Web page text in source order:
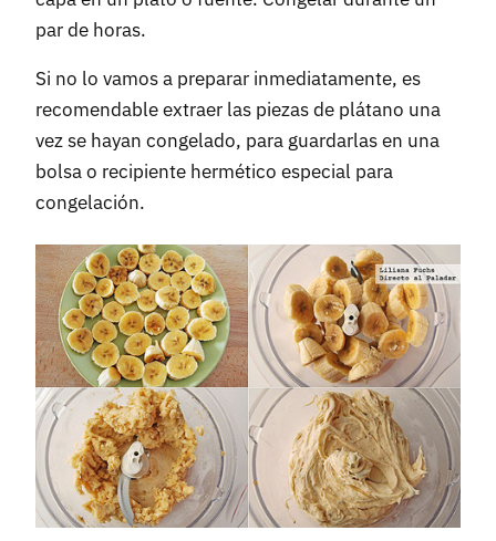
par de horas.
Si no lo vamos a preparar inmediatamente, es
recomendable extraer las piezas de plátano una
vez se hayan congelado, para guardarlas en una
bolsa o recipiente hermético especial para
congelación.